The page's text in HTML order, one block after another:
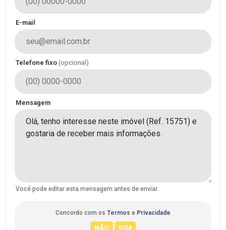
E-mail
Telefone fixo (opcional)
Mensagem
Você pode editar esta mensagem antes de enviar.
Concordo com os Termos e Privacidade